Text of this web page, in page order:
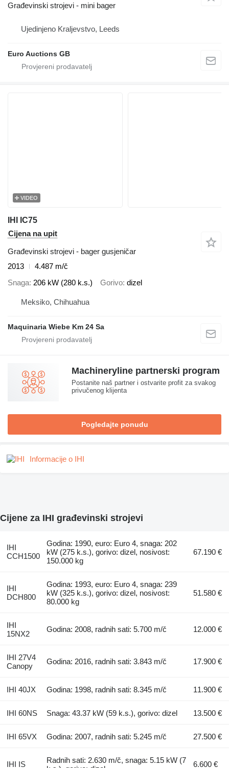
Građevinski strojevi - mini bager
Ujedinjeno Kraljevstvo, Leeds
Euro Auctions GB
VIDEO
IHI IC75
Cijena na upit
Građevinski strojevi - bager gusjeničar
2013
4.487 m/č
Snaga 206 kW (280 k.s.) Gorivo dizel
Meksiko, Chihuahua
Maquinaria Wiebe Km 24 Sa
Machineryline partnerski program
Postanite naš partner i ostvarite profit za svakog
privučenog klijenta
Pogledajte ponudu
Informacije o IHI
Cijene za IHI građevinski strojevi
IHI
CCH1500
Godina: 1990, euro: Euro 4, snaga: 202
kW (275 k.s.), gorivo: dizel, nosivost:
150.000 kg
67.190 €
IHI
DCH800
Godina: 1993, euro: Euro 4, snaga: 239
kW (325 k.s.), gorivo: dizel, nosivost:
80.000 kg
51.580 €
IHI
15NX2
Godina: 2008, radnih sati: 5.700 m/č 12.000 €
IHI 27V4
Canopy
Godina: 2016, radnih sati: 3.843 m/č 17.900 €
IHI 40JX Godina: 1998, radnih sati: 8.345 m/č 11.900 €
IHI 60NS Snaga: 43.37 kW (59 k.s.), gorivo: dizel 13.500 €
IHI 65VX Godina: 2007, radnih sati: 5.245 m/č 27.500 €
IHI IS
Radnih sati: 2.630 m/č, snaga: 5.15 kW (7
6.600 €